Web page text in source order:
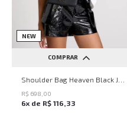
NEW
COMPRAR
UN
R$ 698 00
6x de R$ 116 33